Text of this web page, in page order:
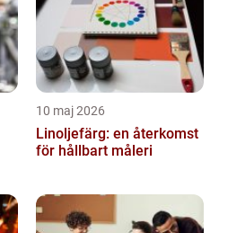
10 maj 2026
Linoljefärg: en återkomst
för hållbart måleri